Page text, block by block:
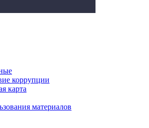
коррупции
карта
материалов